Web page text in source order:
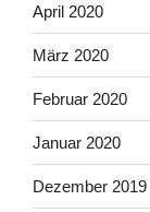
April 2020
März 2020
Februar 2020
Januar 2020
Dezember 2019